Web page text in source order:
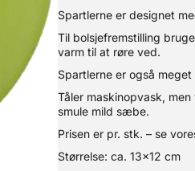
Er yderst velegnet til
med 2x500g. Se eventuelt
Spartlerne er designet
Til bolsjefremstilling
varm til at røre ved.
Spartlerne er også
Tåler maskinopvask,
smule mild sæbe.
Prisen er pr. stk. – se
Størrelse: ca. 13×12 cm